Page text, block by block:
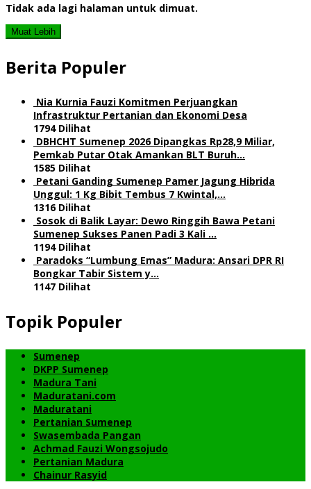
Tidak ada lagi halaman untuk dimuat.
Muat Lebih
Berita Populer
Nia Kurnia Fauzi Komitmen Perjuangkan
Infrastruktur Pertanian dan Ekonomi Desa
1794 Dilihat
DBHCHT Sumenep 2026 Dipangkas Rp28,9 Miliar,
Pemkab Putar Otak Amankan BLT Buruh…
1585 Dilihat
Petani Ganding Sumenep Pamer Jagung Hibrida
Unggul: 1 Kg Bibit Tembus 7 Kwintal,…
1316 Dilihat
Sosok di Balik Layar: Dewo Ringgih Bawa Petani
Sumenep Sukses Panen Padi 3 Kali …
1194 Dilihat
Paradoks “Lumbung Emas” Madura: Ansari DPR RI
Bongkar Tabir Sistem y…
1147 Dilihat
Topik Populer
Sumenep
DKPP Sumenep
Madura Tani
Maduratani.com
Maduratani
Pertanian Sumenep
Swasembada Pangan
Achmad Fauzi Wongsojudo
Pertanian Madura
Chainur Rasyid